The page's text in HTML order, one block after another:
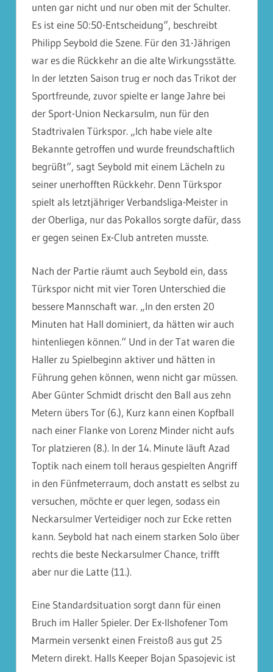
unten gar nicht und nur oben mit der Schulter.
Es ist eine 50:50-Entscheidung“, beschreibt
Philipp Seybold die Szene. Für den 31-Jährigen
war es die Rückkehr an die alte Wirkungsstätte.
In der letzten Saison trug er noch das Trikot der
Sportfreunde, zuvor spielte er lange Jahre bei
der Sport-Union Neckarsulm, nun für den
Stadtrivalen Türkspor. „Ich habe viele alte
Bekannte getroffen und wurde freundschaftlich
begrüßt“, sagt Seybold mit einem Lächeln zu
seiner unerhofften Rückkehr. Denn Türkspor
spielt als letztjähriger Verbandsliga-Meister in
der Oberliga, nur das Pokallos sorgte dafür, dass
er gegen seinen Ex-Club antreten musste.
Nach der Partie räumt auch Seybold ein, dass
Türkspor nicht mit vier Toren Unterschied die
bessere Mannschaft war. „In den ersten 20
Minuten hat Hall dominiert, da hätten wir auch
hintenliegen können.“ Und in der Tat waren die
Haller zu Spielbeginn aktiver und hätten in
Führung gehen können, wenn nicht gar müssen.
Aber Günter Schmidt drischt den Ball aus zehn
Metern übers Tor (6.), Kurz kann einen Kopfball
nach einer Flanke von Lorenz Minder nicht aufs
Tor platzieren (8.). In der 14. Minute läuft Azad
Toptik nach einem toll heraus gespielten Angriff
in den Fünfmeterraum, doch anstatt es selbst zu
versuchen, möchte er quer legen, sodass ein
Neckarsulmer Verteidiger noch zur Ecke retten
kann. Seybold hat nach einem starken Solo über
rechts die beste Neckarsulmer Chance, trifft
aber nur die Latte (11.).
Eine Standardsituation sorgt dann für einen
Bruch im Haller Spieler. Der Ex-Ilshofener Tom
Marmein versenkt einen Freistoß aus gut 25
Metern direkt. Halls Keeper Bojan Spasojevic ist